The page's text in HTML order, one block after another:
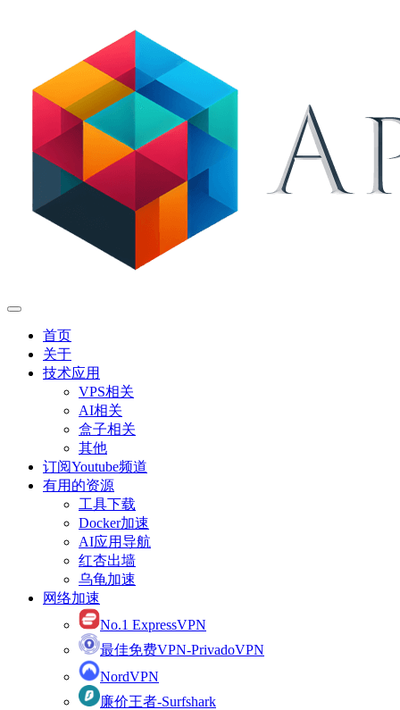
首页
关于
技术应用
VPS相关
AI相关
盒子相关
其他
订阅Youtube频道
有用的资源
工具下载
Docker加速
AI应用导航
红杏出墙
乌龟加速
网络加速
No.1 ExpressVPN
最佳免费VPN-PrivadoVPN
NordVPN
廉价王者-Surfshark